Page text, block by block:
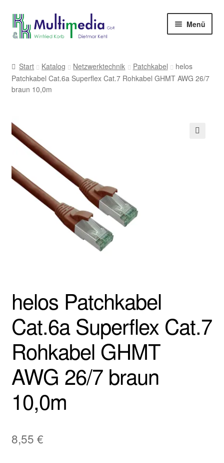
Zur
Navigation
Zum
Inhalt
Menü
Start Katalog Netzwerktechnik Patchkabel
helos
Patchkabel Cat.6a Superflex Cat.7 Rohkabel GHMT AWG 26/7
braun 10,0m
helos Patchkabel
Cat.6a Superflex Cat.7
Rohkabel GHMT
AWG 26/7 braun
10,0m
8,55 €